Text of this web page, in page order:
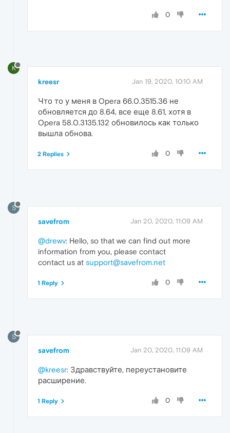
0
K
kreesr Jan 19, 2020, 10:10 AM
Что то у меня в Opera 66.0.3515.36 не
обновляется до 8.64, все еще 8.61, хотя в
Opera 58.0.3135.132 обновилось как только
вышла обнова.
0
2 Replies
S
savefrom Jan 20, 2020, 11:09 AM
@drewv: Hello, so that we can find out more
information from you, please contact
contact us at support@savefrom.net
0
1 Reply
S
savefrom Jan 20, 2020, 11:09 AM
@kreesr: Здравствуйте, переустановите
расширение.
0
1 Reply